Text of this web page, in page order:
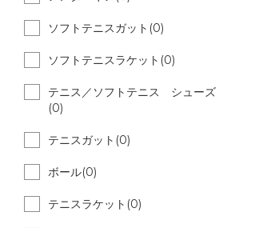
ソフトテニスガット(0)
ソフトテニスラケット(0)
テニス／ソフトテニス シューズ
(0)
テニスガット(0)
ボール(0)
テニスラケット(0)